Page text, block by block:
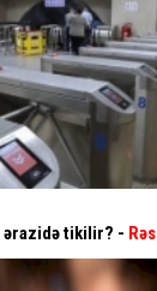
ərazidə tikilir? -